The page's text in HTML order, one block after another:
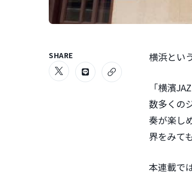
横浜とい
「横濱
数多くの
奏が楽し
界をみて
本連載で
SHARE